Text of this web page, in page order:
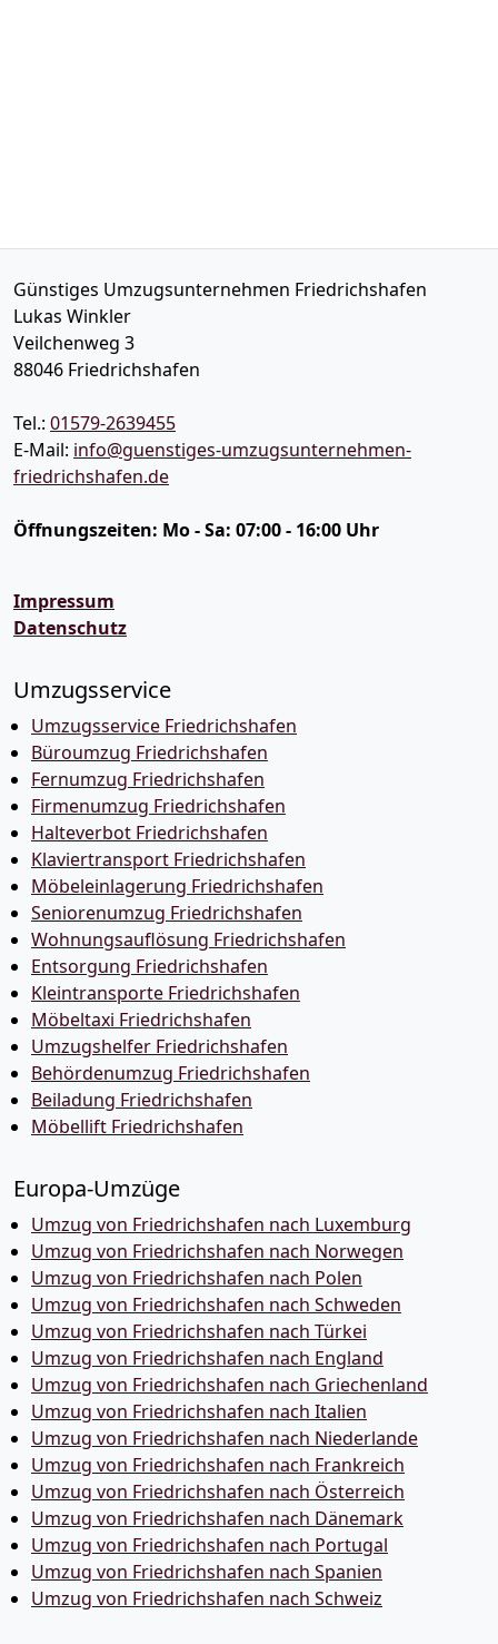
Günstiges Umzugsunternehmen Friedrichshafen
Lukas Winkler
Veilchenweg 3
88046 Friedrichshafen
Tel.: 01579-2639455
E-Mail: info@guenstiges-umzugsunternehmen-
friedrichshafen.de
Öffnungszeiten: Mo - Sa: 07:00 - 16:00 Uhr
Impressum
Datenschutz
Umzugsservice
Umzugsservice Friedrichshafen
Büroumzug Friedrichshafen
Fernumzug Friedrichshafen
Firmenumzug Friedrichshafen
Halteverbot Friedrichshafen
Klaviertransport Friedrichshafen
Möbeleinlagerung Friedrichshafen
Seniorenumzug Friedrichshafen
Wohnungsauflösung Friedrichshafen
Entsorgung Friedrichshafen
Kleintransporte Friedrichshafen
Möbeltaxi Friedrichshafen
Umzugshelfer Friedrichshafen
Behördenumzug Friedrichshafen
Beiladung Friedrichshafen
Möbellift Friedrichshafen
Europa-Umzüge
Umzug von Friedrichshafen nach Luxemburg
Umzug von Friedrichshafen nach Norwegen
Umzug von Friedrichshafen nach Polen
Umzug von Friedrichshafen nach Schweden
Umzug von Friedrichshafen nach Türkei
Umzug von Friedrichshafen nach England
Umzug von Friedrichshafen nach Griechenland
Umzug von Friedrichshafen nach Italien
Umzug von Friedrichshafen nach Niederlande
Umzug von Friedrichshafen nach Frankreich
Umzug von Friedrichshafen nach Österreich
Umzug von Friedrichshafen nach Dänemark
Umzug von Friedrichshafen nach Portugal
Umzug von Friedrichshafen nach Spanien
Umzug von Friedrichshafen nach Schweiz